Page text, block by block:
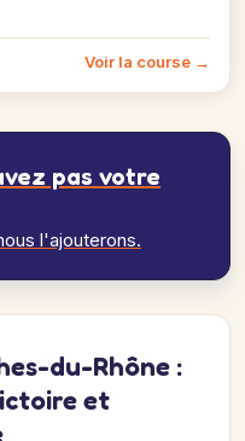
Voir la course →
pas votre
l'ajouterons.
du-Rhône :
et